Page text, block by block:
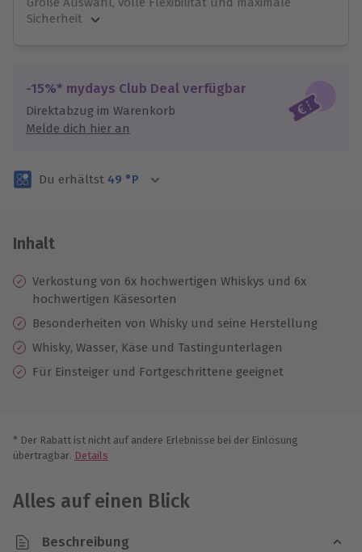
Sicherheit
Jeder Gutschein für alle Erlebnisse einlösbar.
Maximale Sicherheit
3 Jahre gültig & verlängerbar.
-15%* mydays Club Deal verfügbar
Direktabzug im Warenkorb
Melde dich hier an
Du erhältst 49 °P
Inhalt
Verkostung von 6x hochwertigen Whiskys und 6x
hochwertigen Käsesorten
Besonderheiten von Whisky und seine Herstellung
Whisky, Wasser, Käse und Tastingunterlagen
Für Einsteiger und Fortgeschrittene geeignet
* Der Rabatt ist nicht auf andere Erlebnisse bei der Einlösung
übertragbar. Details
Alles auf einen Blick
Beschreibung